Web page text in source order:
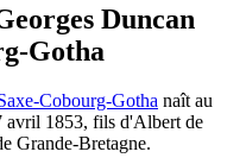
Duncan
Gotha
Cobourg-Gotha naît au
avril 1853, fils d'Albert de
Grande-Bretagne.